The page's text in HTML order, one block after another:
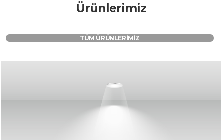
Ürünlerimiz
TÜM ÜRÜNLERIMIZ